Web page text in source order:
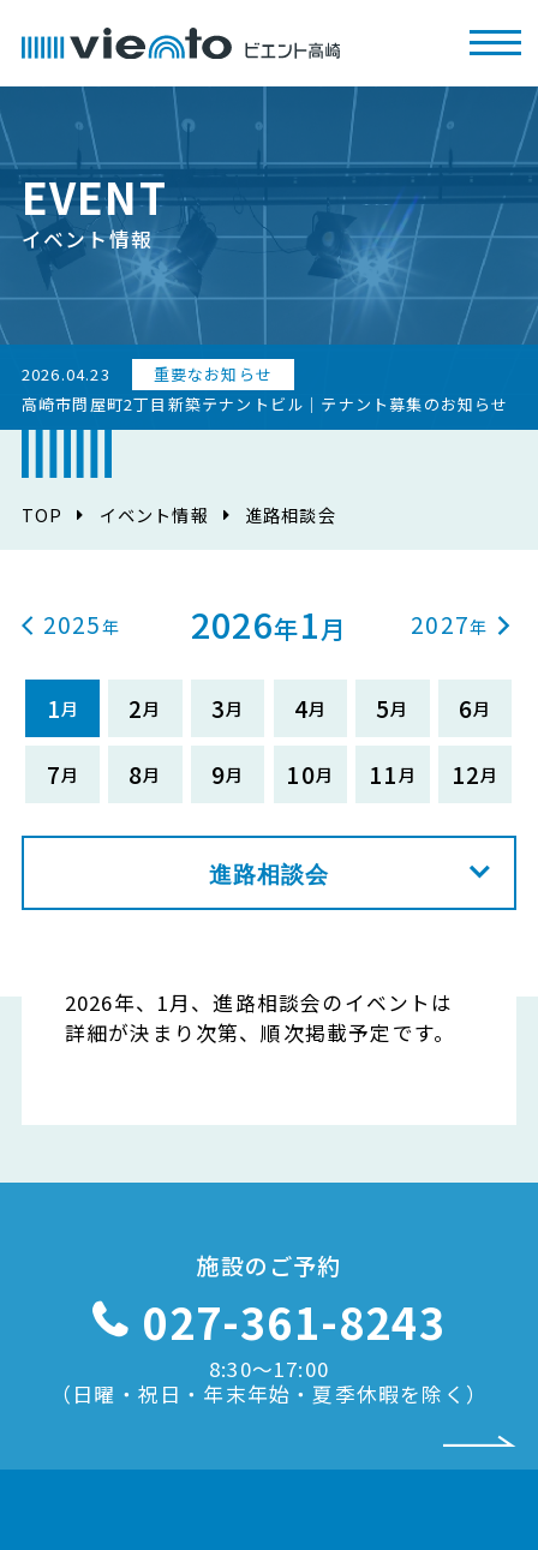
EVENT
イベント情報
2026.04.23
重要なお知らせ
高崎市問屋町2丁目新築テナントビル｜テナント募集のお知らせ
TOP イベント情報 進路相談会
2025 2026年1月
1 2 3 4 5
6
7
8 9 10 11 12
2027
進路相談会
2026年、1月、進路相談会のイベントは
詳細が決まり次第、順次掲載予定です。
施設のご予約
027-361-8243
8:30〜17:00
（日曜・祝日・年末年始・夏季休暇を除く）